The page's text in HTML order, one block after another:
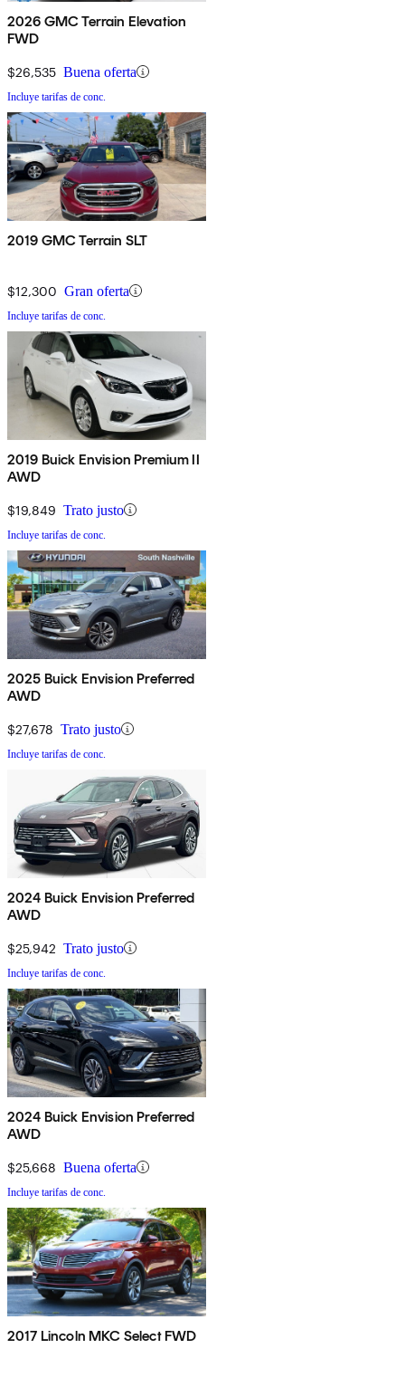
2026 GMC Terrain Elevation
FWD
$26,535 Buena oferta
Incluye tarifas de conc.
2019 GMC Terrain SLT
$12,300 Gran oferta
Incluye tarifas de conc.
2019 Buick Envision Premium II
AWD
$19,849 Trato justo
Incluye tarifas de conc.
2025 Buick Envision Preferred
AWD
$27,678 Trato justo
Incluye tarifas de conc.
2024 Buick Envision Preferred
AWD
$25,942 Trato justo
Incluye tarifas de conc.
2024 Buick Envision Preferred
AWD
$25,668 Buena oferta
Incluye tarifas de conc.
2017 Lincoln MKC Select FWD